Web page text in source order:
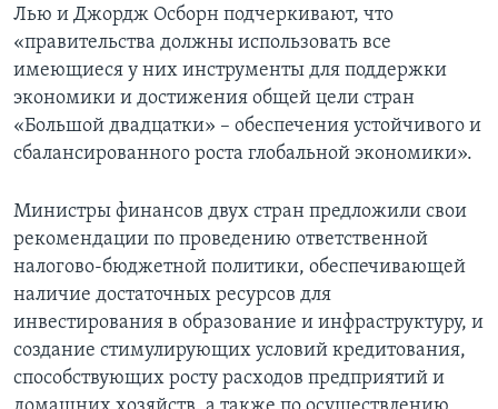
Лью и Джордж Осборн подчеркивают, что
«правительства должны использовать все
имеющиеся у них инструменты для поддержки
экономики и достижения общей цели стран
«Большой двадцатки» – обеспечения устойчивого и
сбалансированного роста глобальной экономики».
Министры финансов двух стран предложили свои
рекомендации по проведению ответственной
налогово-бюджетной политики, обеспечивающей
наличие достаточных ресурсов для
инвестирования в образование и инфраструктуру, и
создание стимулирующих условий кредитования,
способствующих росту расходов предприятий и